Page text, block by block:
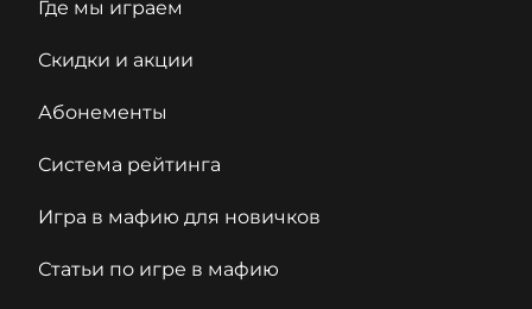
Где мы играем
Скидки и акции
Абонементы
Система рейтинга
Игра в мафию для новичков
Статьи по игре в мафию